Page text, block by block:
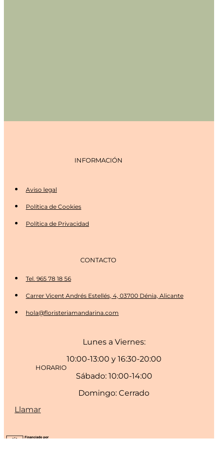
INFORMACIÓN
Aviso legal
Política de Cookies
Política de Privacidad
CONTACTO
Tel. 965 78 18 56
Carrer Vicent Andrés Estellés, 4, 03700 Dénia, Alicante
hola@floristeriamandarina.com
HORARIO
Lunes a Viernes:
10:00-13:00 y 16:30-20:00
Sábado: 10:00-14:00
Domingo: Cerrado
Llamar